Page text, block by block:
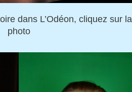
dans L’Odéon, cliquez sur la
photo